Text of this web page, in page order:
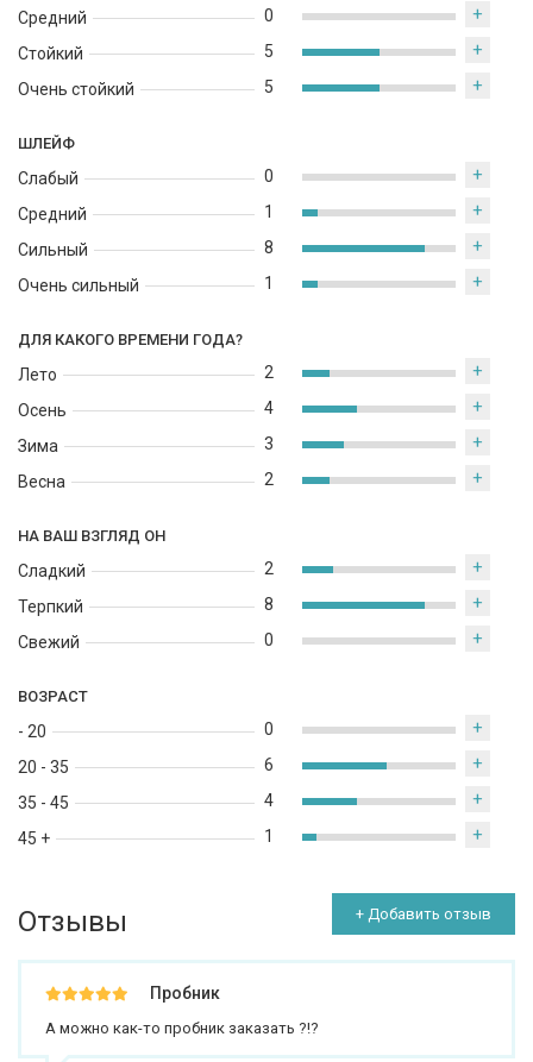
Средний
Стойкий
Очень стойкий
0 +
5 +
5 +
ШЛЕЙФ
Слабый
Средний
Сильный
Очень сильный
0 +
1 +
8 +
1 +
ДЛЯ КАКОГО ВРЕМЕНИ ГОДА?
Лето
Осень
Зима
Весна
2 +
4 +
3 +
2 +
НА ВАШ ВЗГЛЯД ОН
Сладкий
Терпкий
Свежий
2 +
8 +
0 +
ВОЗРАСТ
- 20
20 - 35
35 - 45
45 +
0 +
6 +
4 +
1 +
Отзывы + Добавить отзыв
Пробник
А можно как-то пробник заказать ?!?